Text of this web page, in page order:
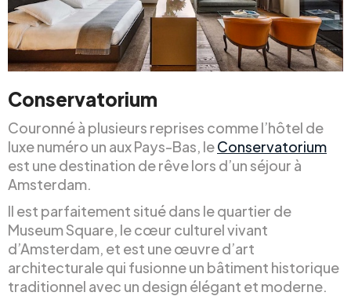
Conservatorium
Couronné à plusieurs reprises comme l’hôtel de
luxe numéro un aux Pays-Bas, leConservatorium
est une destination de rêve lors d’un séjour à
Amsterdam.
Il est parfaitement situé dans le quartier de
Museum Square, le cœur culturel vivant
d’Amsterdam, et est une œuvre d’art
architecturale qui fusionne un bâtiment historique
traditionnel avec un design élégant et moderne.